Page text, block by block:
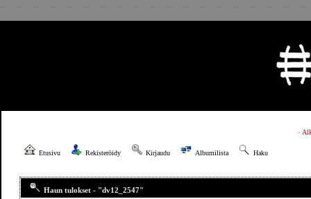
»
Etusivu Rekisteröidy Kirjaudu Albumilista Haku
Haun tulokset - "dv12_2547"